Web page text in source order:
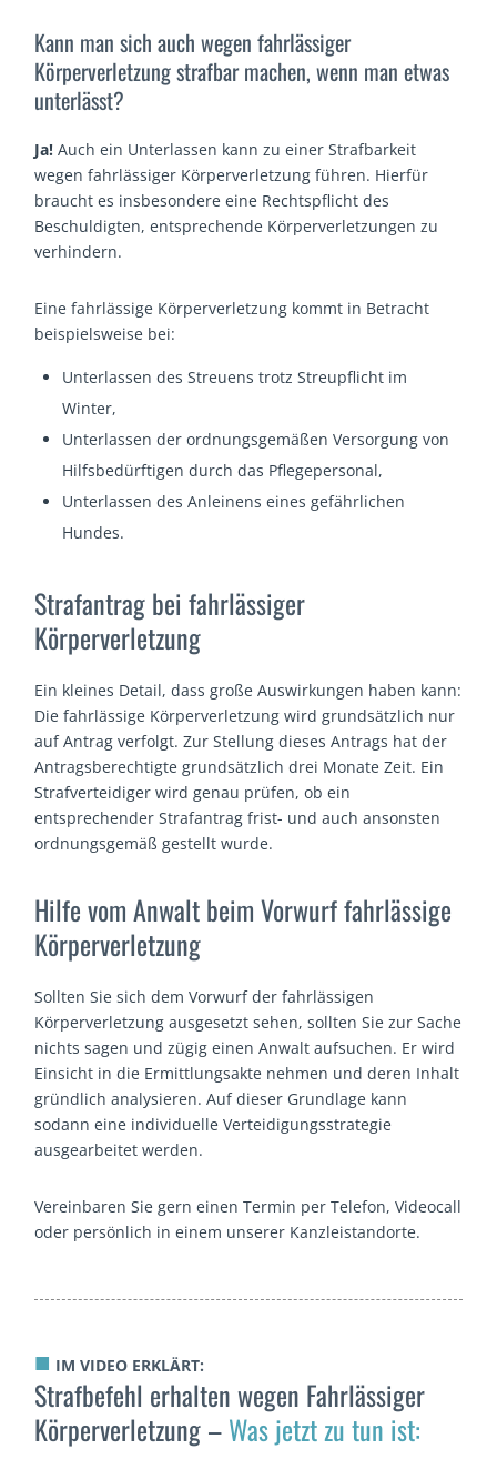
Kann man sich auch wegen fahrlässiger
Körperverletzung strafbar machen, wenn man etwas
unterlässt?
Ja! Auch ein Unterlassen kann zu einer Strafbarkeit
wegen fahrlässiger Körperverletzung führen. Hierfür
braucht es insbesondere eine Rechtspflicht des
Beschuldigten, entsprechende Körperverletzungen zu
verhindern.
Eine fahrlässige Körperverletzung kommt in Betracht
beispielsweise bei:
Unterlassen des Streuens trotz Streupflicht im
Winter,
Unterlassen der ordnungsgemäßen Versorgung von
Hilfsbedürftigen durch das Pflegepersonal,
Unterlassen des Anleinens eines gefährlichen
Hundes.
Strafantrag bei fahrlässiger
Körperverletzung
Ein kleines Detail, dass große Auswirkungen haben kann:
Die fahrlässige Körperverletzung wird grundsätzlich nur
auf Antrag verfolgt. Zur Stellung dieses Antrags hat der
Antragsberechtigte grundsätzlich drei Monate Zeit. Ein
Strafverteidiger wird genau prüfen, ob ein
entsprechender Strafantrag frist- und auch ansonsten
ordnungsgemäß gestellt wurde.
Hilfe vom Anwalt beim Vorwurf fahrlässige
Körperverletzung
Sollten Sie sich dem Vorwurf der fahrlässigen
Körperverletzung ausgesetzt sehen, sollten Sie zur Sache
nichts sagen und zügig einen Anwalt aufsuchen. Er wird
Einsicht in die Ermittlungsakte nehmen und deren Inhalt
gründlich analysieren. Auf dieser Grundlage kann
sodann eine individuelle Verteidigungsstrategie
ausgearbeitet werden.
Vereinbaren Sie gern einen Termin per Telefon, Videocall
oder persönlich in einem unserer Kanzleistandorte.
■ IM VIDEO ERKLÄRT:
Strafbefehl erhalten wegen Fahrlässiger
Körperverlet­zung –Was jetzt zu tun ist: